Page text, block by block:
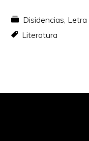
Disidencias, Letra
Literatura